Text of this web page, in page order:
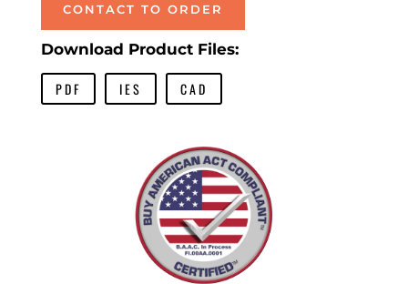
CONTACT TO ORDER
Download Product Files:
PDF IES CAD